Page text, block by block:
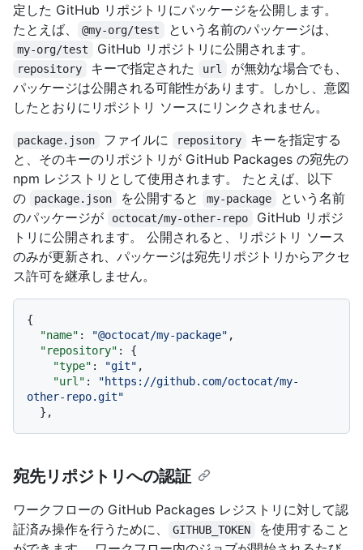
定した GitHub リポジトリにパッケージを公開します。
たとえば、
@my-org/test という名前のパッケージは、
my-org/test GitHub リポジトリに公開されます。
repository キーで指定された url
が無効な場合でも、
パッケージは公開される可能性があります。しかし、意図
したとおりにリポジトリ ソースにリンクされません。
package.json ファイルに repository
キーを指定する
と、そのキーのリポジトリが GitHub Packages の宛先の
npm レジストリとして使用されます。 たとえば、以下
の
package.json を公開すると my-package
という名前
のパッケージが
octocat/my-other-repo
GitHub リポジ
トリに公開されます。 公開されると、リポジトリ ソース
のみが更新され、パッケージは宛先リポジトリからアクセ
ス許可を継承しません。
{
"name" : "@octocat/my-package" ,
"repository" :
{
"type" : "git" ,
"url" :
"https://github.com/octocat/my-
other-repo.git"
} ,
宛先リポジトリへの認証
ワークフローの GitHub Packages レジストリに対して認
証済み操作を行うために、
GITHUB_TOKEN
を使用すること